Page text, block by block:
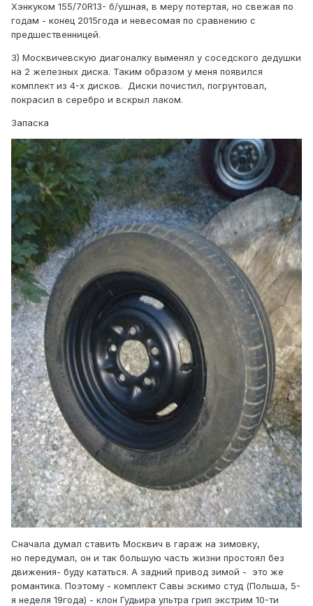
Хэнкуком 155/70R13- б/ушная, в меру потертая, но свежая по
годам - конец 2015года и невесомая по сравнению с
предшественницей.
3) Москвичевскую диагоналку выменял у соседского дедушки
на 2 железных диска. Таким образом у меня появился
комплект из 4-х дисков. Диски почистил, погрунтовал,
покрасил в серебро и вскрыл лаком.
Запаска
Сначала думал ставить Москвич в гараж на зимовку,
но передумал, он и так большую часть жизни простоял без
движения- буду кататься. А задний привод зимой - это же
романтика. Поэтому - комплект Савы эскимо студ (Польша, 5-
я неделя 19года) - клон Гудьира ультра грип экстрим 10-ти